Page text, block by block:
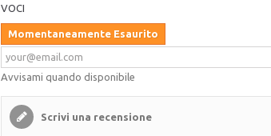
VOCI
Momentaneamente Esaurito
Avvisami quando disponibile
Scrivi una recensione